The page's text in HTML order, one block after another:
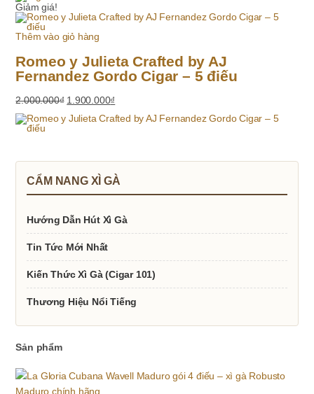
Giảm giá!
Thêm vào giỏ hàng
Romeo y Julieta Crafted by AJ
Fernandez Gordo Cigar – 5 điếu
2.000.000₫ Giá
là:
1.900.000₫
tại
CẨM NANG XÌ GÀ
Hướng Dẫn Hút Xì Gà
Tin Tức Mới Nhất
Kiến Thức Xì Gà (Cigar 101)
Thương Hiệu Nổi Tiếng
Sản phẩm